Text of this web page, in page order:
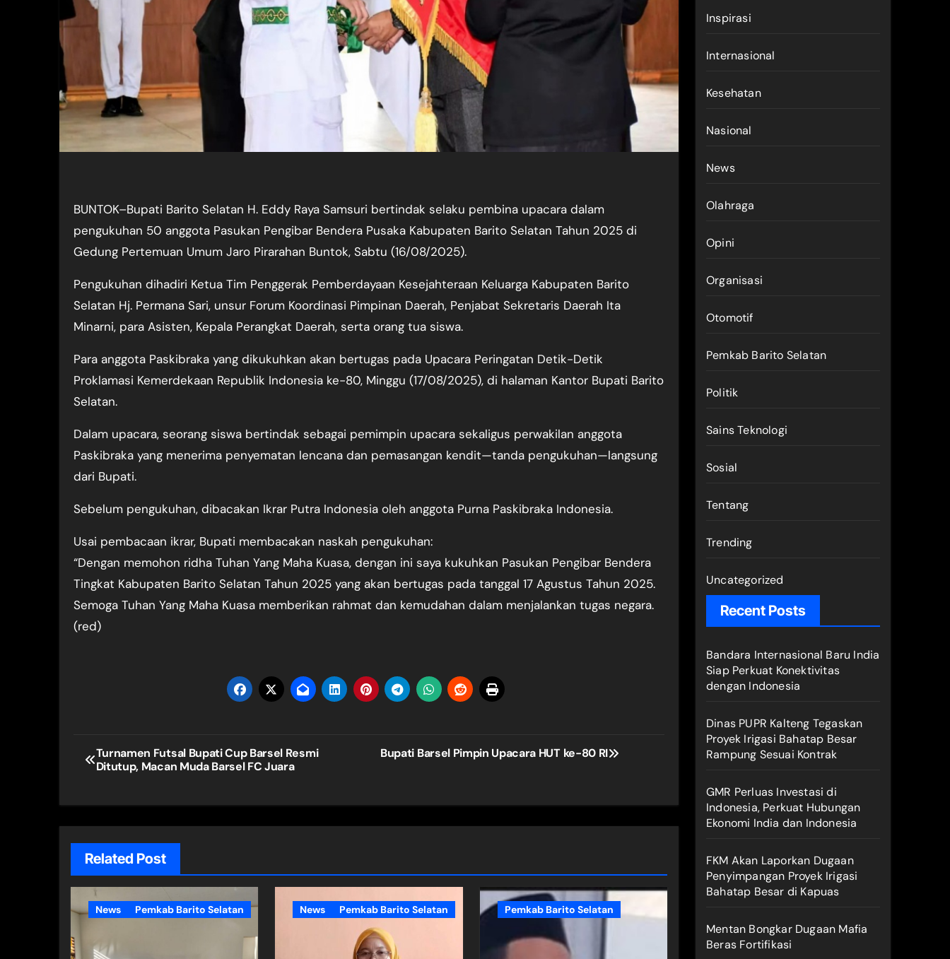
BUNTOK–Bupati Barito Selatan H. Eddy Raya Samsuri bertindak selaku pembina upacara dalam
pengukuhan 50 anggota Pasukan Pengibar Bendera Pusaka Kabupaten Barito Selatan Tahun 2025 di
Gedung Pertemuan Umum Jaro Pirarahan Buntok, Sabtu (16/08/2025).
Pengukuhan dihadiri Ketua Tim Penggerak Pemberdayaan Kesejahteraan Keluarga Kabupaten Barito
Selatan Hj. Permana Sari, unsur Forum Koordinasi Pimpinan Daerah, Penjabat Sekretaris Daerah Ita
Minarni, para Asisten, Kepala Perangkat Daerah, serta orang tua siswa.
Para anggota Paskibraka yang dikukuhkan akan bertugas pada Upacara Peringatan Detik-Detik
Proklamasi Kemerdekaan Republik Indonesia ke-80, Minggu (17/08/2025), di halaman Kantor Bupati Barito
Selatan.
Dalam upacara, seorang siswa bertindak sebagai pemimpin upacara sekaligus perwakilan anggota
Paskibraka yang menerima penyematan lencana dan pemasangan kendit—tanda pengukuhan—langsung
dari Bupati.
Sebelum pengukuhan, dibacakan Ikrar Putra Indonesia oleh anggota Purna Paskibraka Indonesia.
Usai pembacaan ikrar, Bupati membacakan naskah pengukuhan:
“Dengan memohon ridha Tuhan Yang Maha Kuasa, dengan ini saya kukuhkan Pasukan Pengibar Bendera
Tingkat Kabupaten Barito Selatan Tahun 2025 yang akan bertugas pada tanggal 17 Agustus Tahun 2025.
Semoga Tuhan Yang Maha Kuasa memberikan rahmat dan kemudahan dalam menjalankan tugas negara.
(red)
Navigasi
pos
Turnamen Futsal Bupati Cup Barsel Resmi
Ditutup, Macan Muda Barsel FC Juara
Bupati Barsel Pimpin Upacara HUT ke-80 RI
Related Post
News Pemkab Barito Selatan News Pemkab Barito Selatan Pemkab Barito Selatan
Inspirasi
Internasional
Kesehatan
Nasional
News
Olahraga
Opini
Organisasi
Otomotif
Pemkab Barito Selatan
Politik
Sains Teknologi
Sosial
Tentang
Trending
Uncategorized
Recent Posts
Bandara Internasional Baru India
Siap Perkuat Konektivitas
dengan Indonesia
Dinas PUPR Kalteng Tegaskan
Proyek Irigasi Bahatap Besar
Rampung Sesuai Kontrak
GMR Perluas Investasi di
Indonesia, Perkuat Hubungan
Ekonomi India dan Indonesia
FKM Akan Laporkan Dugaan
Penyimpangan Proyek Irigasi
Bahatap Besar di Kapuas
Mentan Bongkar Dugaan Mafia
Beras Fortifikasi